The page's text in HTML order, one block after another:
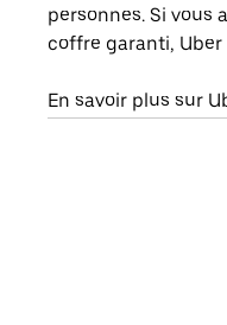
personnes. Si vous
coffre garanti, Uber
En savoir plus sur